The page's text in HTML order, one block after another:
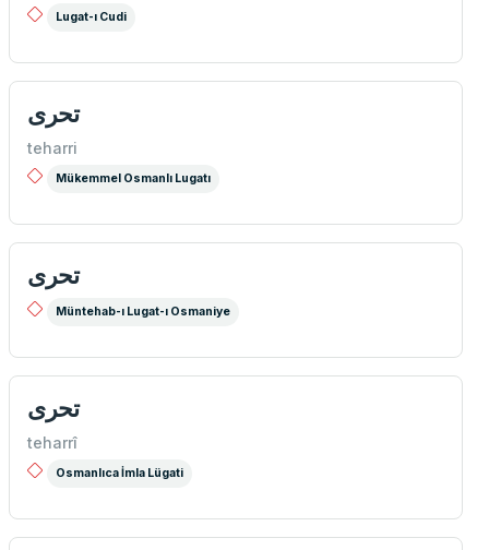
Lugat-ı Cudi
تحری
teharri
Mükemmel Osmanlı Lugatı
تحری
Müntehab-ı Lugat-ı Osmaniye
تحری
teharrî
Osmanlıca İmla Lügati